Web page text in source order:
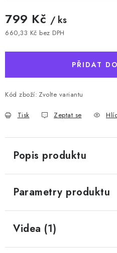
799 Kč / ks
660,33 Kč bez DPH
PŘIDAT
Kód zboží: Zvolte variantu
Tisk Zeptat se
Popis produktu
Parametry produktu
Videa (1)